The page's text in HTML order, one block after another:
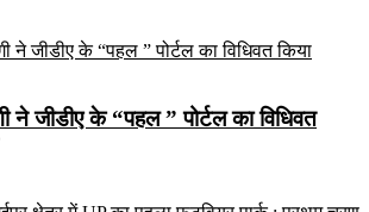
ने जीडीए के “पहल ” पोर्टल का विधिवत